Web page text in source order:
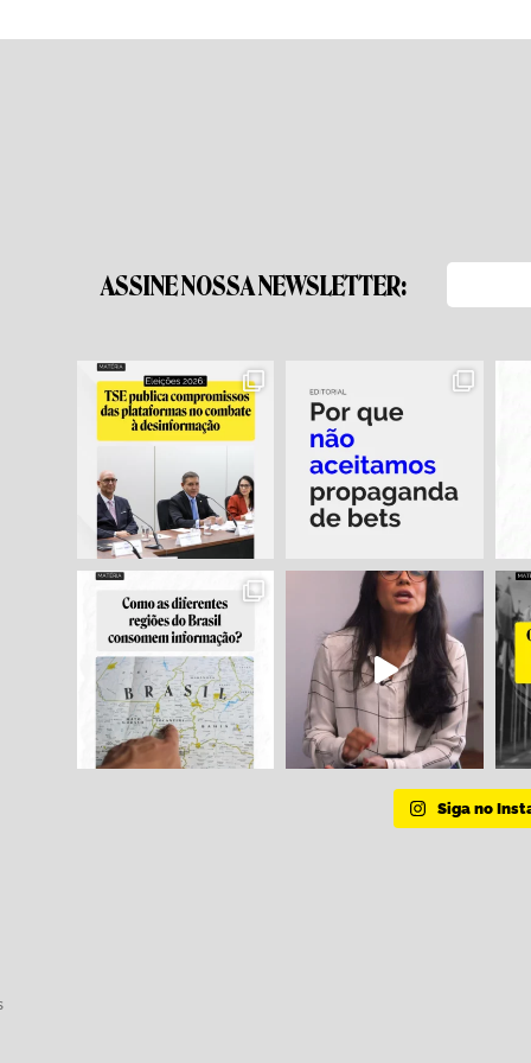
ASSINE NOSSA NEWSLETTER:
Siga no